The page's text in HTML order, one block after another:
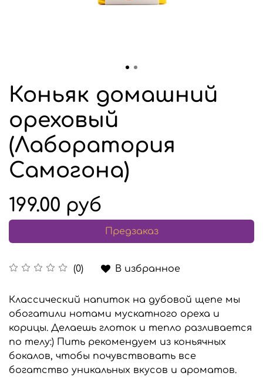
Коньяк домашний
ореховый
(Лаборатория
Самогона)
(0) В избранное
199.00 руб
Предзаказ
Классический напиток на дубовой щепе мы
обогатили нотами мускатного ореха и
корицы. Делаешь глоток и тепло разливается
по телу:) Пить рекомендуем из коньячных
бокалов, чтобы почувствовать все
богатство уникальных вкусов и ароматов.